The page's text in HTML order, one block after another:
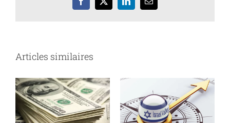
Facebook
X LinkedInEmail
Articles similaires